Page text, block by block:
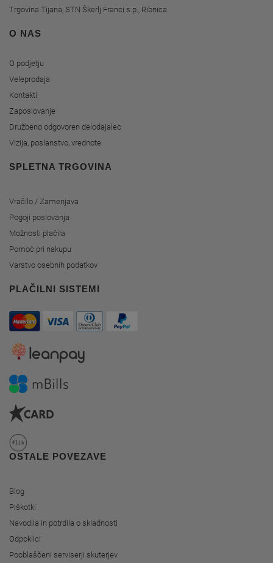
Trgovina Tijana, STN Škerlj Franci s.p., Ribnica
O NAS
O podjetju
Veleprodaja
Kontakti
Zaposlovanje
Družbeno odgovoren delodajalec
Vizija, poslanstvo, vrednote
SPLETNA TRGOVINA
Vračilo / Zamenjava
Pogoji poslovanja
Možnosti plačila
Pomoč pri nakupu
Varstvo osebnih podatkov
PLAČILNI SISTEMI
OSTALE POVEZAVE
Blog
Piškotki
Navodila in potrdila o skladnosti
Odpoklici
Pooblaščeni serviserji skuterjev